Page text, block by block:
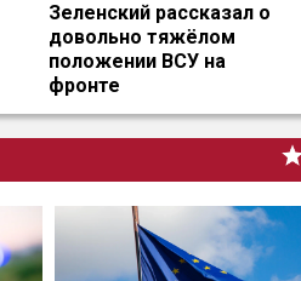
Зеленский рассказал о
довольно тяжёлом
положении ВСУ на
фронте